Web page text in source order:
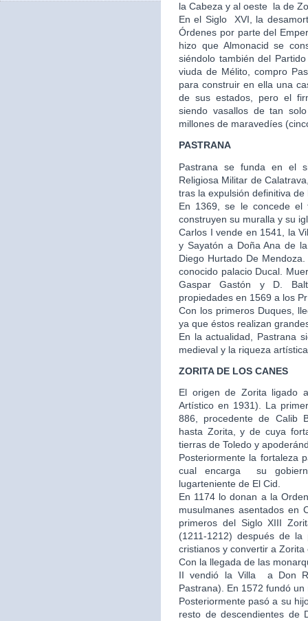
la Cabeza y al oeste la de
En el Siglo XVI, la
Órdenes por parte del
hizo que Almonacid se
siéndolo también del
viuda de Mélito, compro
para construir en ella una
de sus estados, pero el
siendo vasallos de tan
millones de maravedíes
PASTRANA
Pastrana se funda en el
Religiosa Militar de
tras la expulsión definitiva de
En 1369, se le concede el
construyen su muralla y su
Carlos I vende en 1541, la
y Sayatón a Doña Ana de
Diego Hurtado De
conocido palacio Ducal.
Gaspar Gastón y D.
propiedades en 1569 a los
Con los primeros Duques,
ya que éstos realizan
En la actualidad, Pastrana
medieval y la riqueza
ZORITA DE LOS CANES
El origen de Zorita ligado
Artístico en 1931). La
886, procedente de Calib
hasta Zorita, y de cuya
tierras de Toledo y
Posteriormente la fortaleza
cual encarga su
lugarteniente de El Cid.
En 1174 lo donan a la
musulmanes asentados en
primeros del Siglo XIII
(1211-1212) después de
cristianos y convertir a
Con la llegada de las
II vendió la Villa a Don
Pastrana). En 1572 fundó
Posteriormente pasó a su
resto de descendientes de